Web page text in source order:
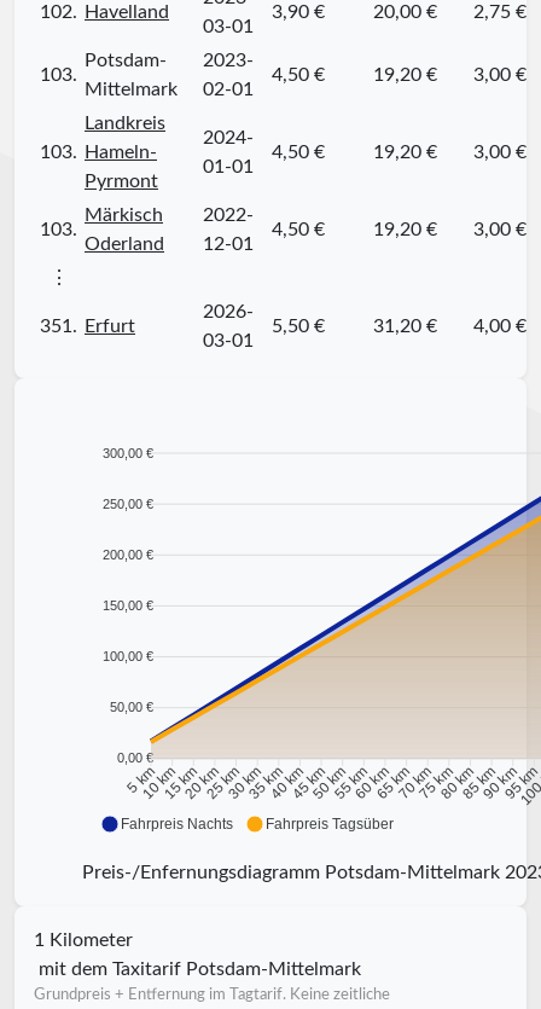
102. Havelland
03-01
3,90 € 20,00 € 2,75 €
103.
Potsdam-
Mittelmark
2023-
02-01
4,50 € 19,20 € 3,00 €
103.
Landkreis
Hameln-
Pyrmont
2024-
01-01
4,50 € 19,20 € 3,00 €
103.
Märkisch
Oderland
2022-
12-01
4,50 € 19,20 € 3,00 €
⋮
351. Erfurt
2026-
03-01
5,50 € 31,20 € 4,00 €
300,00 €
250,00 €
200,00 €
150,00 €
100,00 €
50,00 €
0,00 €
5 km
10 km15 km20 km25 km30 km35 km40 km45 km50 km55 km60 km65 km70 km75 km80 km85 km90 km95 km
Fahrpreis Nachts Fahrpreis Tagsüber
Preis-/Enfernungsdiagramm Potsdam-Mittelmark
1 Kilometer
mit dem Taxitarif Potsdam-Mittelmark
Grundpreis + Entfernung im Tagtarif. Keine zeitliche